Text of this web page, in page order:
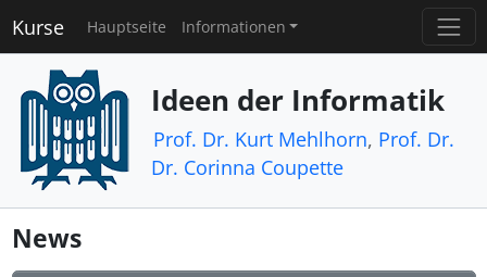
Kurse Hauptseite Informationen
Ideen der Informatik
Prof. Dr. Kurt Mehlhorn, Prof. Dr.
Dr. Corinna Coupette
News